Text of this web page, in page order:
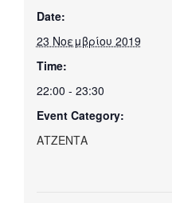
Date:
23 Νοεμβρίου 2019
Time:
22:00 - 23:30
Event Category:
ΑΤΖΕΝΤΑ